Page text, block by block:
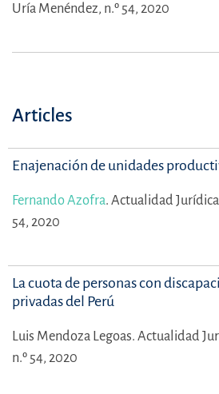
Uría Menéndez, n.º 54, 2020
Articles
Enajenación de unidades
Fernando Azofra. Actualidad Jurídica
54, 2020
La cuota de personas con
privadas del Perú
Luis Mendoza Legoas. Actualidad
n.º 54, 2020